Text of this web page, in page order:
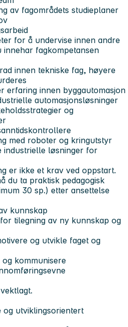
av fagområdets studieplaner
for å undervise innen andre
innehar fagkompetansen
innen tekniske fag, høyere
erfaring innen byggautomasjon
automasjonsløsninger
og
med roboter og kringutstyr
industrielle løsninger for
er ikke et krav ved oppstart.
du ta praktisk pedagogisk
30 sp.) etter ansettelse
kunnskap
tilegning av ny kunnskap og
og utvikle faget og
kommunisere
og utviklingsorientert